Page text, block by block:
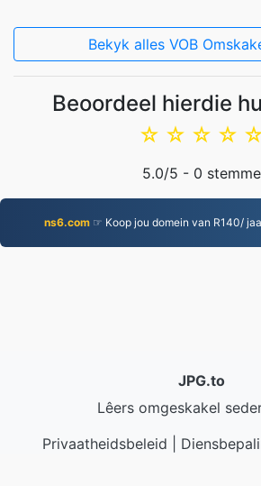
Bekyk alles VOB
Beoordeel hierdie
☆
☆
☆
☆
5.0/5 - 0 stemme
ns6.com ☞ Koop jou domein van R140/
JPG.to
Lêers omgeskakel
Privaatheidsbeleid